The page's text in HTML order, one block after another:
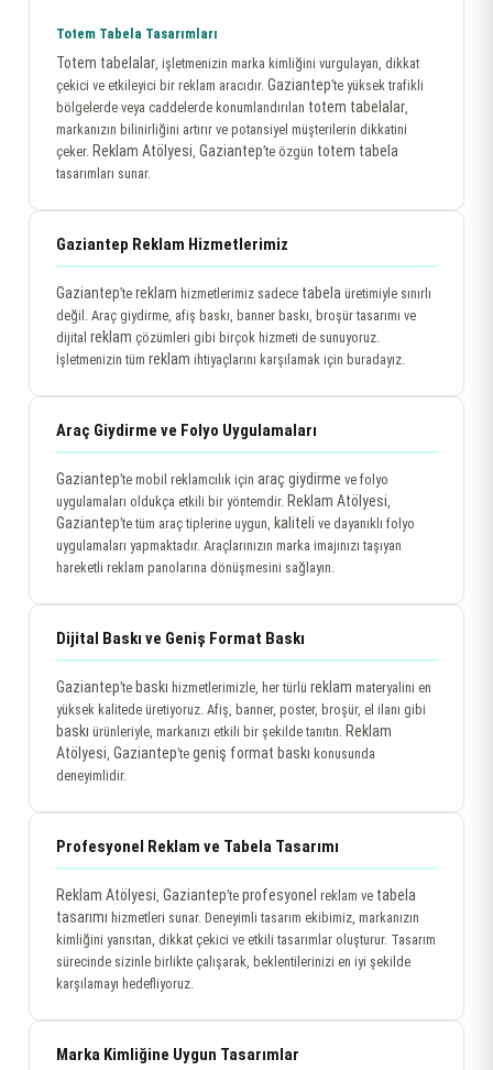
Totem Tabela Tasarımları
Totem tabelalar, işletmenizin marka kimliğini vurgulayan, dikkat
çekici ve etkileyici bir reklam aracıdır. Gaziantep’te yüksek trafikli
bölgelerde veya caddelerde konumlandırılan totem tabelalar,
markanızın bilinirliğini artırır ve potansiyel müşterilerin dikkatini
çeker. Reklam Atölyesi, Gaziantep’te özgün totem tabela
tasarımları sunar.
Gaziantep Reklam Hizmetlerimiz
Gaziantep’te reklam hizmetlerimiz sadece tabela üretimiyle sınırlı
değil. Araç giydirme, afiş baskı, banner baskı, broşür tasarımı ve
dijital reklam çözümleri gibi birçok hizmeti de sunuyoruz.
İşletmenizin tüm reklam ihtiyaçlarını karşılamak için buradayız.
Araç Giydirme ve Folyo Uygulamaları
Gaziantep’te mobil reklamcılık için araç giydirme ve folyo
uygulamaları oldukça etkili bir yöntemdir. Reklam Atölyesi,
Gaziantep’te tüm araç tiplerine uygun, kaliteli ve dayanıklı folyo
uygulamaları yapmaktadır. Araçlarınızın marka imajınızı taşıyan
hareketli reklam panolarına dönüşmesini sağlayın.
Dijital Baskı ve Geniş Format Baskı
Gaziantep’te baskı hizmetlerimizle, her türlü reklam materyalini en
yüksek kalitede üretiyoruz. Afiş, banner, poster, broşür, el ilanı gibi
baskı ürünleriyle, markanızı etkili bir şekilde tanıtın. Reklam
Atölyesi, Gaziantep’te geniş format baskı konusunda
deneyimlidir.
Profesyonel Reklam ve Tabela Tasarımı
Reklam Atölyesi, Gaziantep’te profesyonel reklam ve tabela
tasarımı hizmetleri sunar. Deneyimli tasarım ekibimiz, markanızın
kimliğini yansıtan, dikkat çekici ve etkili tasarımlar oluşturur. Tasarım
sürecinde sizinle birlikte çalışarak, beklentilerinizi en iyi şekilde
karşılamayı hedefliyoruz.
Marka Kimliğine Uygun Tasarımlar